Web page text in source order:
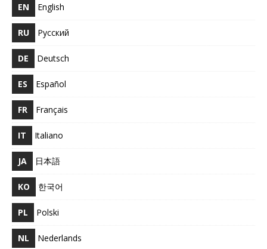
EN English
RU Русский
DE Deutsch
ES Español
FR Français
IT Italiano
JA 日本語
KO 한국어
PL Polski
NL Nederlands